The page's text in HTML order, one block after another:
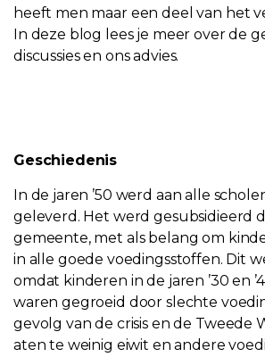
heeft men maar een deel van het
In deze blog lees je meer over de
discussies en ons advies.
Geschiedenis
In de jaren ’50 werd aan alle
geleverd. Het werd gesubsidieerd
gemeente, met als belang om
in alle goede voedingsstoffen. Dit
omdat kinderen in de jaren ’30 en
waren gegroeid door slechte
gevolg van de crisis en de Tweede
aten te weinig eiwit en andere